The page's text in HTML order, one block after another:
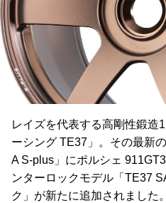
レイズを代表する高剛性鍛造
ーシング TE37」。その最新
A S-plus」にポルシェ
ンターロックモデル「TE37
ク」が新たに追加されました。